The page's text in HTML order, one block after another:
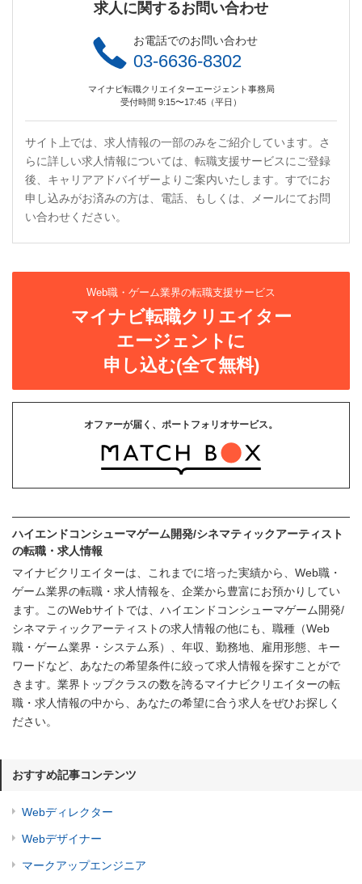
求人に関するお問い合わせ
お電話でのお問い合わせ
03-6636-8302
マイナビ転職クリエイターエージェント事務局
受付時間 9:15〜17:45（平日）
サイト上では、求人情報の一部のみをご紹介しています。さ
らに詳しい求人情報については、転職支援サービスにご登録
後、キャリアアドバイザーよりご案内いたします。すでにお
申し込みがお済みの方は、電話、もしくは、メールにてお問
い合わせください。
Web職・ゲーム業界の転職支援サービス
マイナビ転職クリエイター
エージェントに
申し込む(全て無料)
オファーが届く、ポートフォリオサービス。
ハイエンドコンシューマゲーム開発/シネマティックアーティスト
の転職・求人情報
マイナビクリエイターは、これまでに培った実績から、Web職・
ゲーム業界の転職・求人情報を、企業から豊富にお預かりしてい
ます。このWebサイトでは、ハイエンドコンシューマゲーム開発/
シネマティックアーティストの求人情報の他にも、職種（Web
職・ゲーム業界・システム系）、年収、勤務地、雇用形態、キー
ワードなど、あなたの希望条件に絞って求人情報を探すことがで
きます。業界トップクラスの数を誇るマイナビクリエイターの転
職・求人情報の中から、あなたの希望に合う求人をぜひお探しく
ださい。
おすすめ記事コンテンツ
Webディレクター
Webデザイナー
マークアップエンジニア